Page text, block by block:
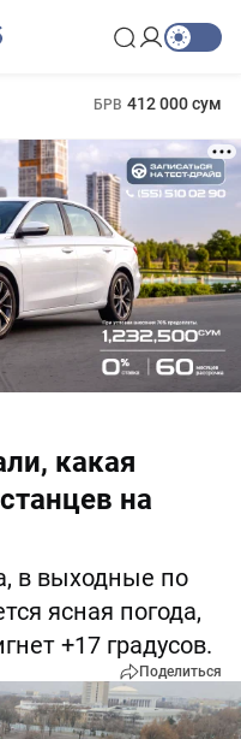
БРВ 412 000 сум
какая
на
в выходные по
ясная погода,
+17 градусов.
Поделиться